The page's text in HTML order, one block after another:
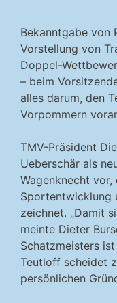
Bekanntgabe von
Vorstellung von
Doppel-
– beim
alles darum, den
Vorpommern
TMV-Präsident
Ueberschär als
Wagenknecht
Sportentwicklung
zeichnet. „Damit
meinte Dieter
Schatzmeisters
Teutloff scheidet
persönlichen